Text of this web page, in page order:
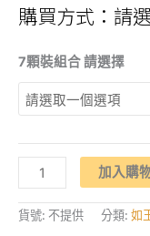
購買方式：
7顆裝組合 請選擇
【悠
梨
山】
如
玉
加入購
貨號: 不提供 分類: 如